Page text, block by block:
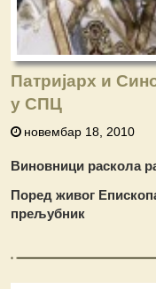
Патријарх и
у СПЦ
новембар 18, 2010
Виновници раскола
Поред живог
прељубник